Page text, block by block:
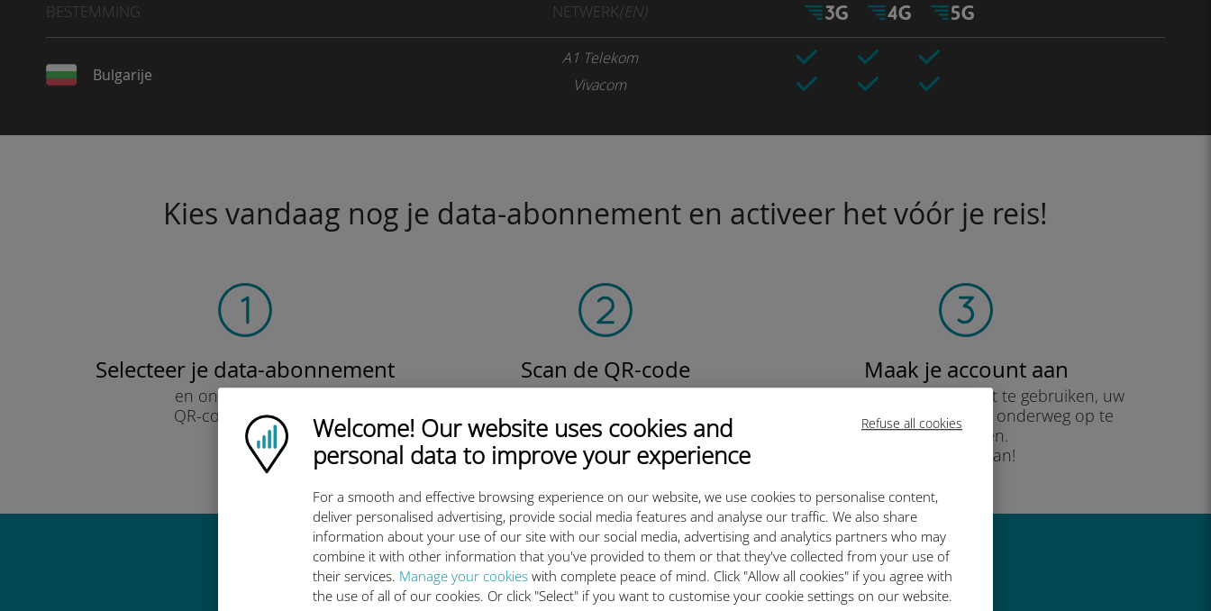
Refuse all cookies
Ubigi logo
Welcome! Our website uses cookies and
personal data to improve your experience
For a smooth and effective browsing experience on our website, we use cookies to personalise content,
deliver personalised advertising, provide social media features and analyse our traffic. We also share
information about your use of our site with our social media, advertising and analytics partners who may
combine it with other information that you've provided to them or that they've collected from your use of
their services. Manage your cookies with complete peace of mind. Click "Allow all cookies" if you agree with
the use of all of our cookies. Or click "Select" if you want to customise your cookie settings on our website.
BESTEMMING NETWERK(EN)
Bulgarije
A1 Telekom
Vivacom
Kies vandaag nog je data-abonnement en activeer het vóór je reis!
Selecteer je data-abonnement
en ontvang het per
QR-code via e-mail.
Snel!
Scan de QR-code
om het data-abonnement te activeren en
de Ubigi eSIM te installeren.
Eenvoudig!
Maak je account aan
om uw data-abonnement te gebruiken, uw
saldo te controleren en onderweg op te
waarderen.
Geniet ervan!
Waarom de internationale eSIM van Ubigi zo geweldig is